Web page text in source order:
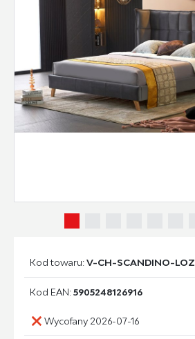
Kod towaru:V-CH-SCANDINO-LOZ
Kod EAN:5905248126916
Wycofany 2026-07-16